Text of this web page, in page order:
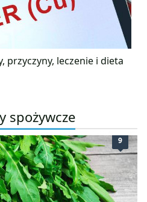
przyczyny, leczenie i dieta
spożywcze
9